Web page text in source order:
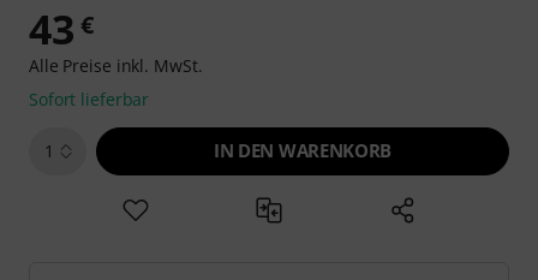
43 €
Alle Preise inkl. MwSt.
Sofort lieferbar
1 IN DEN WARENKORB